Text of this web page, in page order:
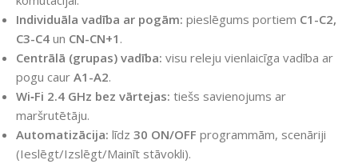
Individuāla vadība ar pogām: pieslēgums portiem C1-C2,
C3-C4 un CN-CN+1 .
Centrālā (grupas) vadība: visu releju vienlaicīga vadība ar
pogu caur A1-A2.
Wi‑Fi 2.4 GHz bez vārtejas: tiešs savienojums ar
maršrutētāju.
Automatizācija: līdz 30 ON/OFF programmām, scenāriji
(Ieslēgt/Izslēgt/Mainīt stāvokli).